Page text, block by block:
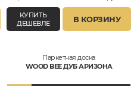
КУПИТЬ
ДЕШЕВЛЕ
В КОРЗИНУ
Паркетная доска
WOOD BEE ДУБ АРИЗОНА